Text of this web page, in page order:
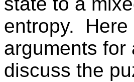
entropy. Here
arguments for
discuss the